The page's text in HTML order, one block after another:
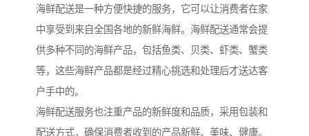
海鲜配送是一种方便快捷的服务，它可以让消费者在家
中享受到来自全国各地的新鲜海鲜。海鲜配送通常会提
供多种不同的海鲜产品，包括鱼类、贝类、虾类、蟹类
等，这些海鲜产品都是经过精心挑选和处理后才送达客
户手中的。
海鲜配送服务也注重产品的新鲜度和品质，采用包装和
配送方式，确保消费者收到的产品新鲜、美味、健康。